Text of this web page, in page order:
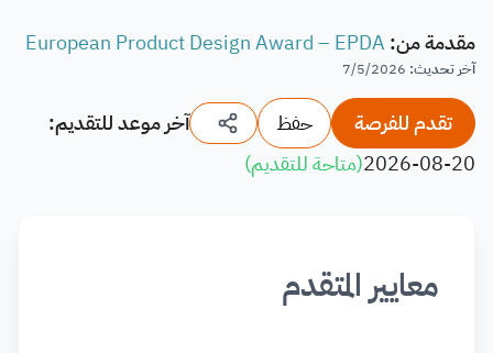
مقدمة من:
European Product Design Award – EPDA
آخر تحديث:
7/5/2026
تقدم للفرصة حفظ
آخر موعد للتقديم:
2026-08-20
(متاحة للتقديم)
معايير المتقدم